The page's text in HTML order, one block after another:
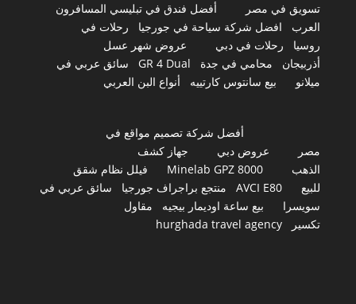
تسويق في مصر
أفضل فندق في تبليسي المسافرون
العرب
افضل شركة سياحة في جورجيا
رحلات في
روسيا
رحلات في دبي
عروض شهر عسل
أذربيجان
محامي في جدة GR 4 Dual
سائق عربي في
ميلانو
بيع سانتوس كارتييه أنواع البن العربي
أفضل شركة تصميم مواقع في
مصر
عروض دبي
جهاز كشف
الذهب
Minelab GPZ 8000
فيلل نظام شقق
للبيع
AVCI E80 منتجع براجراف جورجيا
سائق عربي في
سويسرا
بيع ساعة اوديمار بيجيه
مقاول
تكسير
hurghada travel agency